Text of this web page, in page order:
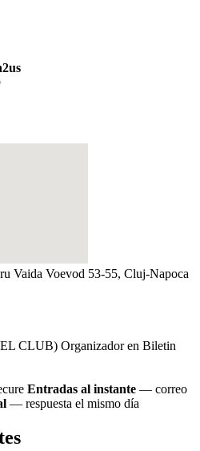
Vaida Voevod 53-55, Cluj-Napoca
CLUB) Organizador en Biletin
Entradas al instante — correo
— respuesta el mismo día